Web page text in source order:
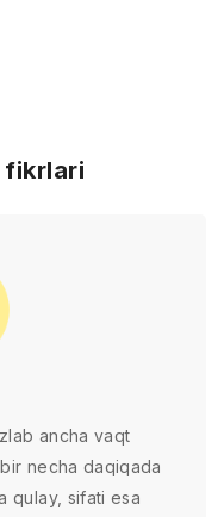
fikrlari
ancha vaqt
necha daqiqada
qulay, sifati esa